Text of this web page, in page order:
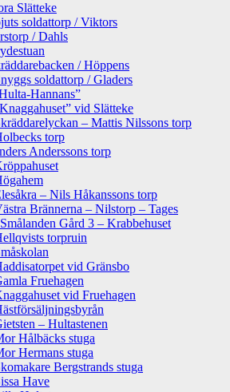
Slätteke
soldattorp / Viktors
/ Dahls
/ Höppens
soldattorp / Gladers
Hannans”
vid Slätteke
– Mattis Nilssons torp
torp
Anderssons torp
– Nils Håkanssons torp
Brännerna – Nilstorp – Tages
Gård 3 – Krabbehuset
torpruin
vid Gränsbo
Fruehagen
vid Fruehagen
– Hultastenen
Hålbäcks stuga
Hermans stuga
Bergstrands stuga
Have